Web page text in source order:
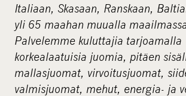
Italiaan, Skasaan, Ranskaan,
yli 65 maahan muualla
Palvelemme kuluttajia tarjoamalla
korkealaatuisia juomia, pitäen
mallasjuomat, virvoitusjuomat,
valmisjuomat, mehut, energia- ja